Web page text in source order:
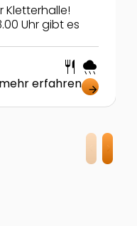
Kletterhalle!
Uhr gibt es
restaurant rainy
mehr erfahren arrow_forward